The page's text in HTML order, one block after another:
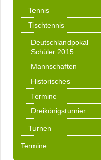
Tennis
Tischtennis
Deutschlandpokal
Schüler 2015
Mannschaften
Historisches
Termine
Dreikönigsturnier
Turnen
Termine